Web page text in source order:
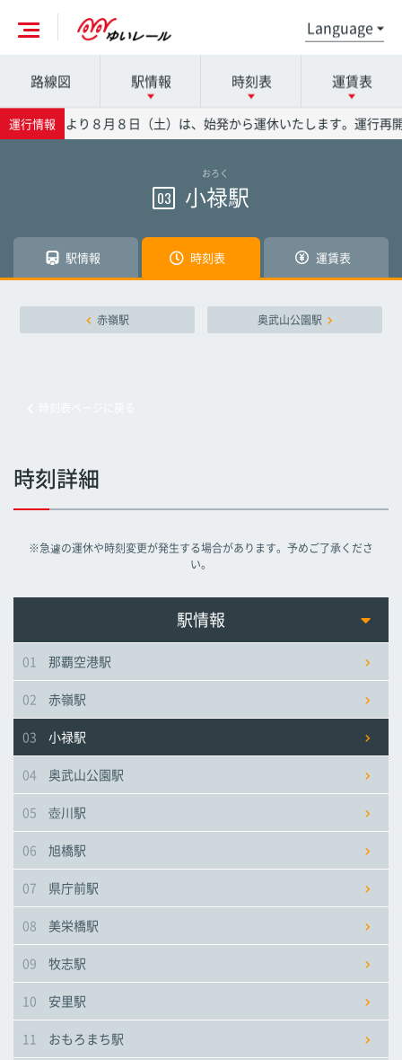
各駅の詳細は駅名を押してください
那覇空港駅
赤嶺駅
県庁前駅
美栄橋駅
牧志駅
おもろまち駅
市立病院前駅
時刻表の詳細は駅名を押してください
那覇空港駅
赤嶺駅
県庁前駅
美栄橋駅
牧志駅
おもろまち駅
市立病院前駅
運賃表の詳細は駅名を押してください
那覇空港駅
赤嶺駅
県庁前駅
美栄橋駅
牧志駅
おもろまち駅
市立病院前駅
路線図 駅情報 時刻表 運賃表
運行情報
の影響により８月８日（土）は、始発から運休いたします。運行再
おろく
03 小禄駅
駅情報 時刻表 運賃表
赤嶺駅 奥武山公園駅
時刻詳細
※急遽の運休や時刻変更が発生する場合があります。予めご了承くださ
い。
駅情報
01 那覇空港駅
02 赤嶺駅
03 小禄駅
04 奥武山公園駅
05 壺川駅
06 旭橋駅
07 県庁前駅
08 美栄橋駅
09 牧志駅
10 安里駅
11 おもろまち駅